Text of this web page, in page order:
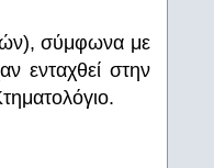
σύμφωνα με
ενταχθεί στην